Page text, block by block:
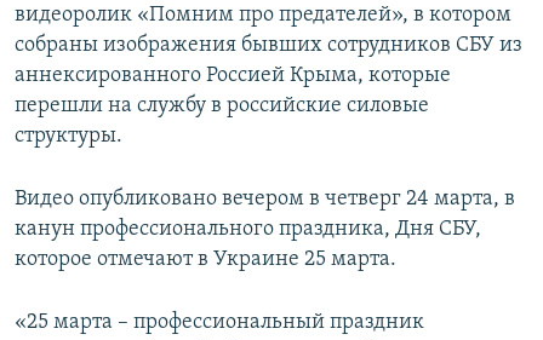
видеоролик «Помним про предателей», в котором
собраны изображения бывших сотрудников СБУ из
аннексированного Россией Крыма, которые
перешли на службу в российские силовые
структуры.
Видео опубликовано вечером в четверг 24 марта, в
канун профессионального праздника, Дня СБУ,
которое отмечают в Украине 25 марта.
«25 марта – профессиональный праздник